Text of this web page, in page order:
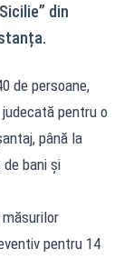
din
de persoane,
pentru o
până la
bani și
pentru 14